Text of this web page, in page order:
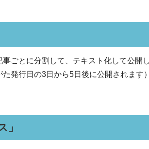
ごとに分割して、テキスト化して公開し
発行日の3日から5日後に公開されます）
」